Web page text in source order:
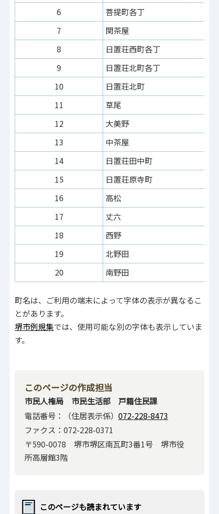
6
菩提町各丁
7
関茶屋
8
日置荘西町各丁
9
日置荘北町各丁
10
日置荘北町
11
草尾
12
大美野
13
中茶屋
14
日置荘田中町
15
日置荘原寺町
16
高松
17
丈六
18
西野
19
北野田
20
南野田
町名は、ご利用の端末によって字体の表示が異なるこ
とがあります。
堺市例規集では、使用可能な別の字体も表示していま
す。
このページの作成担当
市民人権局 市民生活部 戸籍住民課
電話番号：（住居表示係） 072-228-8473
ファクス：072-228-0371
〒590-0078 堺市堺区南瓦町3番1号 堺市役
所高層館3階
このページも読まれています